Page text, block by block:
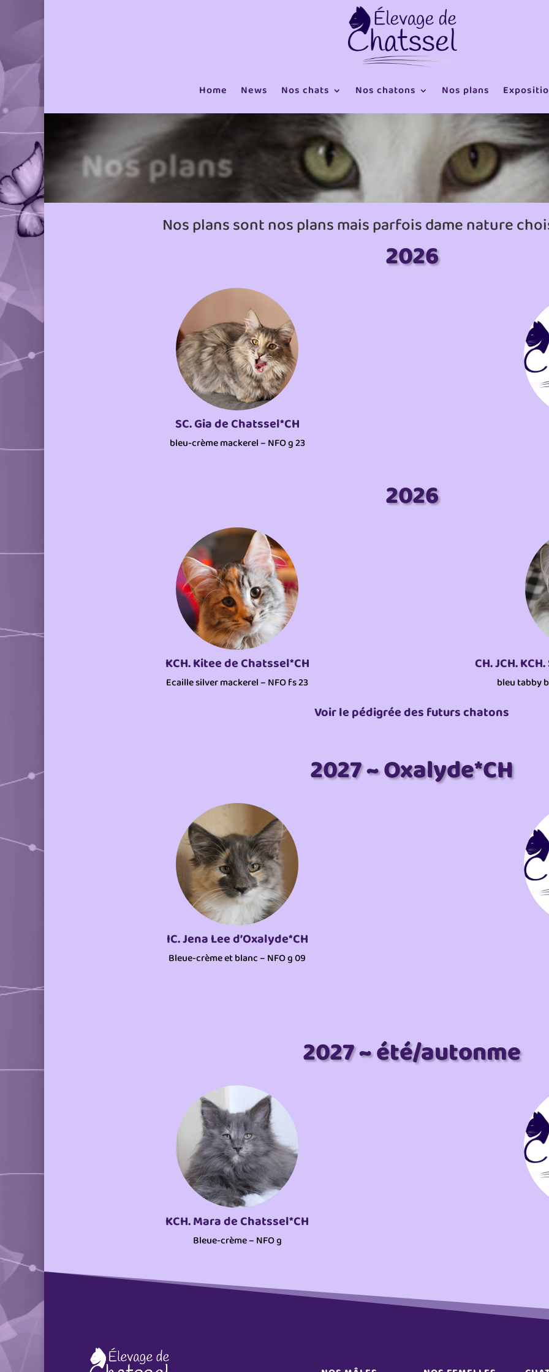
Home News Nos chats Nos chatons Nos plans
Nos plans
Nos plans sont nos plans mais parfois dame nature
2026
SC. Gia de Chatssel*CH
bleu-crème mackerel – NFO g 23
2026
KCH. Kitee de Chatssel*CH
Ecaille silver mackerel – NFO fs 23
CH. JCH.
bleu tabby
Voir le pédigrée des futurs chatons
2027 ~ Oxalyde*CH
IC. Jena Lee d’Oxalyde*CH
Bleue-crème et blanc – NFO g 09
2027 ~ été/autonme
KCH. Mara de Chatssel*CH
Bleue-crème – NFO g